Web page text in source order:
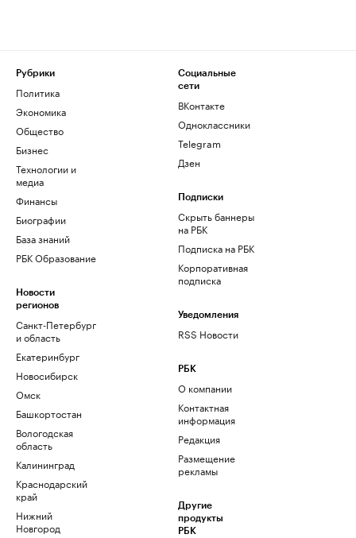
Рубрики
Политика
Экономика
Общество
Бизнес
Технологии и
медиа
Финансы
Биографии
База знаний
РБК Образование
Новости
регионов
Санкт-Петербург
и область
Екатеринбург
Новосибирск
Омск
Башкортостан
Вологодская
область
Калининград
Краснодарский
край
Нижний
Новгород
Социальные
сети
ВКонтакте
Одноклассники
Telegram
Дзен
Подписки
Скрыть баннеры
на РБК
Подписка на РБК
Корпоративная
подписка
Уведомления
RSS Новости
РБК
О компании
Контактная
информация
Редакция
Размещение
рекламы
Другие
продукты
РБК